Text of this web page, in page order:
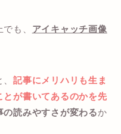
も、 アイキャッチ画像
、記事にメリハリも生ま
とが書いてあるのかを先
の読みやすさが変わるか